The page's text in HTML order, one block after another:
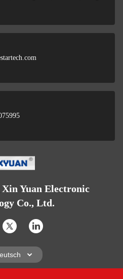
Xin Yuan Electronic
Co., Ltd.